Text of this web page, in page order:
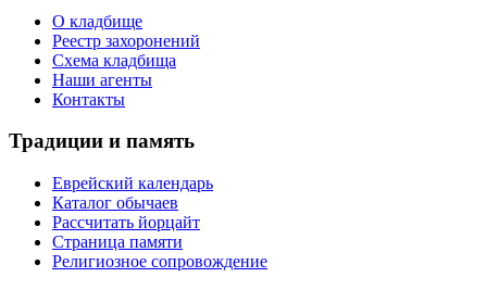
О кладбище
Реестр захоронений
Схема кладбища
Наши агенты
Контакты
Традиции и память
Еврейский календарь
Каталог обычаев
Рассчитать йорцайт
Страница памяти
Религиозное сопровождение